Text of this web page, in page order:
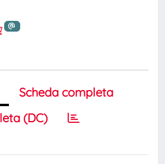
Scheda completa
(DC)